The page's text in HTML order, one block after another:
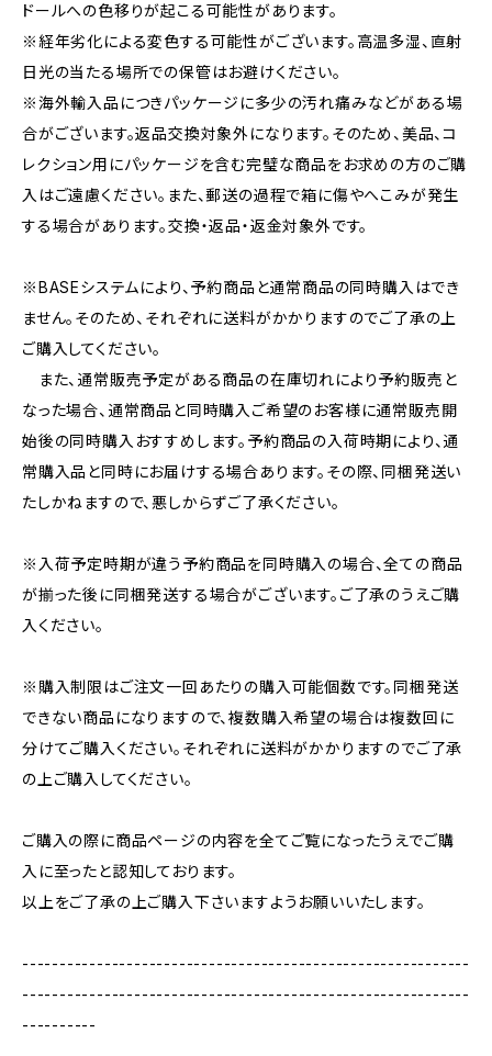
ドールへの色移りが起こる可能性があります。
※経年劣化による変色する可能性がございます。高温多湿、直射
日光の当たる場所での保管はお避けください。
※海外輸入品につきパッケージに多少の汚れ痛みなどがある場
合がございます。返品交換対象外になります。そのため、美品、コ
レクション用にパッケージを含む完璧な商品をお求めの方のご購
入はご遠慮ください。また、郵送の過程で箱に傷やへこみが発生
する場合があります。交換・返品・返金対象外です。
※BASEシステムにより、予約商品と通常商品の同時購入はでき
ません。そのため、それぞれに送料がかかりますのでご了承の上
ご購入してください。
また、通常販売予定がある商品の在庫切れにより予約販売と
なった場合、通常商品と同時購入ご希望のお客様に通常販売開
始後の同時購入おすすめします。予約商品の入荷時期により、通
常購入品と同時にお届けする場合あります。その際、同梱発送い
たしかねますので、悪しからずご了承ください。
※入荷予定時期が違う予約商品を同時購入の場合、全ての商品
が揃った後に同梱発送する場合がございます。ご了承のうえご購
入ください。
※購入制限はご注文一回あたりの購入可能個数です。同梱発送
できない商品になりますので、複数購入希望の場合は複数回に
分けてご購入ください。それぞれに送料がかかりますのでご了承
の上ご購入してください。
ご購入の際に商品ページの内容を全てご覧になったうえでご購
入に至ったと認知しております。
以上をご了承の上ご購入下さいますようお願いいたします。
------------------------------------------------------------
------------------------------------------------------------
----------